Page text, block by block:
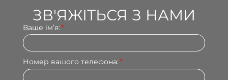
ЗВ'ЯЖІТЬСЯ З НАМИ
Ваше імʼя:*
Номер вашого телефона:*